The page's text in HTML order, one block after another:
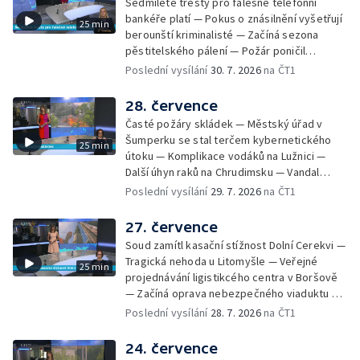
Zájem o obytné vozy roste — Praha má
novou servisní loď — Vidická samoobslužná
prodejna si na provoz vydělá — U jezera
Most začíná festival Let It Roll — Vyvrcholil
bouřkový neboli jelení úplněk — Kanoistka
25 min
bankéře platí — Pokus o znásilnění vyšetřují
berounští kriminalisté — Začíná sezona
pěstitelského pálení — Požár poničil
historickou vilu Marta v Písku — Končí Letní
odpad — Nedostatek vody na Hracholuskách
— Příprava nového plavebního stupně v
Děčíně — Biokoridor pro užovku stromovou
— Záchrana liblického vysílače — První
koncert Diany Ross v Česku — Výroba
obrněných vozidel CV90 — Biokoridor pod
vedením vysokého napětí
Poslední vysílání30. 7. 2026na ČT1
25 min
28. července
Časté požáry skládek — Městský úřad v
Šumperku se stal terčem kybernetického
útoku — Komplikace vodáků na Lužnici —
Další úhyn raků na Chrudimsku — Vandal
poškodil okna na Ještědu — Lvice Elza má
defibrilátorů — 194 km/h po dálnici D6 —
Problém s likvidací kadmia — Vězni na
Frýdlantsku čistí koryto potoka — Antikolizní
systém tramvají Škoda 40T — Praha má šanci
na rekordní turistickou sezonu — Začíná
festival PernštejnLove v Pardubicích — Jelen
albín na Litoměřicku — Čeští vědci se
Poslední vysílání 29. 7. 2026na ČT1
25 min
27. července
Soud zamítl kasační stížnost Dolní Cerekvi —
Tragická nehoda u Litomyšle — Veřejné
projednávání ligistikcého centra v Boršově
— Začíná oprava nebezpečného viaduktu v
Klatovech — Pražská koalice o zásahu na
na Českolipsku — Úřednice na pachatele
Poslední vysílání 28. 7. 2026na ČT1
24. července